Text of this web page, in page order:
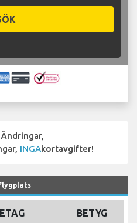
Ändringar,
INGAkortavgifter!
BETYG